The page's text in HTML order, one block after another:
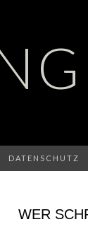
DATENSCHUTZ
WER